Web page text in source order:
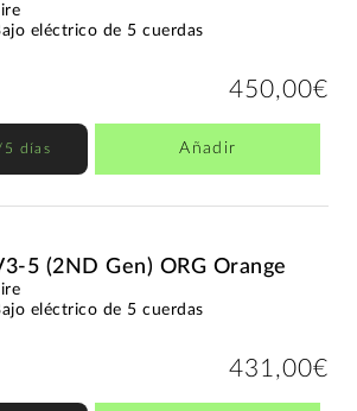
eléctrico de 5 cuerdas
450,00€
5 días Añadir
5 (2ND Gen) ORG Orange
eléctrico de 5 cuerdas
431,00€